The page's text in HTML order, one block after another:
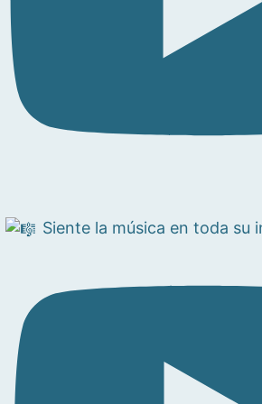
Siente la música en toda su